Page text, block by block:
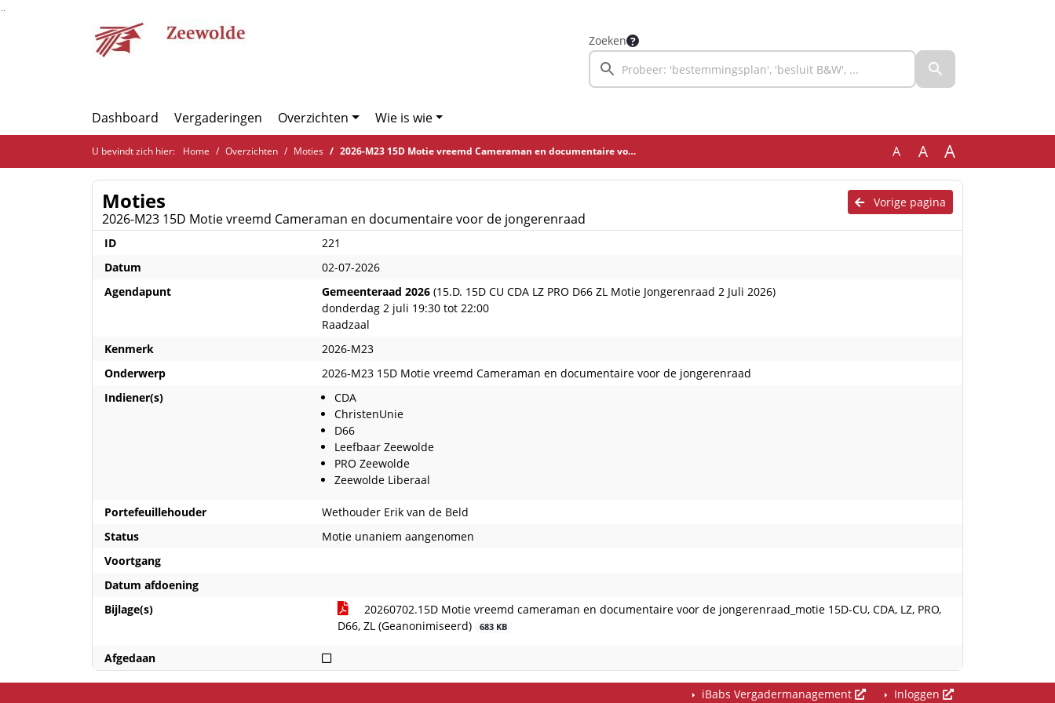
Ga naar de inhoud van deze pagina
Zoeken
Dashboard Vergaderingen Overzichten Wie is wie
U bevindt zich hier: Home Overzichten Moties 2026-M23 15D Motie vreemd Cameraman en documentaire voor de jongerenraad A A A
Vorige pagina
Moties
2026-M23 15D Motie vreemd Cameraman en documentaire voor de jongerenraad
ID
221
Datum
02-07-2026
Agendapunt
Gemeenteraad 2026 (15.D. 15D CU CDA LZ PRO D66 ZL Motie Jongerenraad 2 Juli 2026)
donderdag 2 juli 19:30 tot 22:00
Raadzaal
Kenmerk
2026-M23
Onderwerp
2026-M23 15D Motie vreemd Cameraman en documentaire voor de jongerenraad
Indiener(s)
CDA
ChristenUnie
D66
Leefbaar Zeewolde
PRO Zeewolde
Zeewolde Liberaal
Portefeuillehouder
Wethouder Erik van de Beld
Status
Motie unaniem aangenomen
Voortgang
Datum afdoening
Bijlage(s)
20260702.15D Motie vreemd cameraman en documentaire voor de jongerenraad_motie 15D-CU, CDA, LZ, PRO,
D66, ZL (Geanonimiseerd)
683 KB
Afgedaan Niet afgedaan
iBabs Vergadermanagement Inloggen